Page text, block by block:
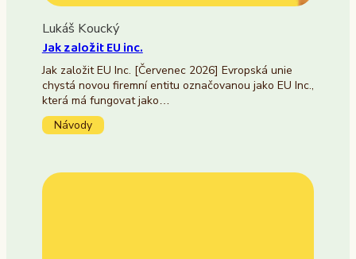
Lukáš Koucký
Jak založit EU inc.
Jak založit EU Inc. [Červenec 2026] Evropská unie
chystá novou firemní entitu označovanou jako EU Inc.,
která má fungovat jako…
Návody